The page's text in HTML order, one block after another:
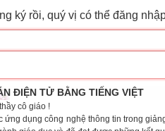
ký rồi, quý vị có thể đăng
ĐIỆN TỬ BẰNG TIẾNG VIỆT
cô giáo !
dụng công nghệ thông tin trong